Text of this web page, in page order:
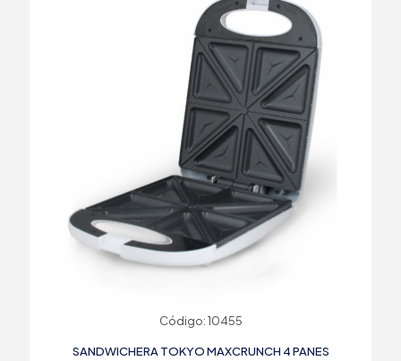
Código: 10455
SANDWICHERA TOKYO MAXCRUNCH 4 PANES